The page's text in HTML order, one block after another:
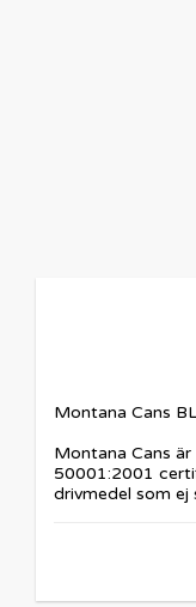
Montana Cans
Montana Cans
50001:2001
drivmedel som ej